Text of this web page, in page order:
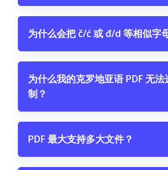
为什么会把 č/ć 或 đ/d 等相似字
为什么我的克罗地亚语 PDF 无
制？
PDF 最大支持多大文件？